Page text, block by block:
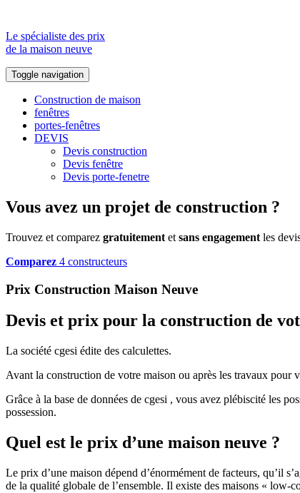
Le spécialiste des prix
de la maison neuve
Toggle navigation
Construction de maison
fenêtres
portes-fenêtres
DEVIS
Devis construction
Devis fenêtre
Devis porte-fenetre
Vous avez un projet de construction ?
Trouvez et comparez gratuitement et sans engagement les
Comparez 4 constructeurs
Prix Construction Maison Neuve
Devis et prix pour la construction de
La société cgesi édite des calculettes.
Avant la construction de votre maison ou après les travaux
Grâce à la base de données de cgesi , vous avez plébiscité les
possession.
Quel est le prix d’une maison neuve ?
Le prix d’une maison dépend d’énormément de facteurs, qu’il
de la qualité globale de l’ensemble. Il existe des maisons « low-